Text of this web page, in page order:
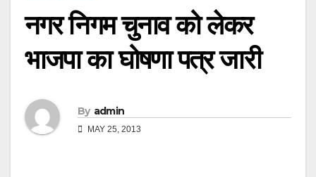
नगर निगम चुनाव को लेकर
भाजपा का घोषणा पत्र जारी
By admin
MAY 25, 2013